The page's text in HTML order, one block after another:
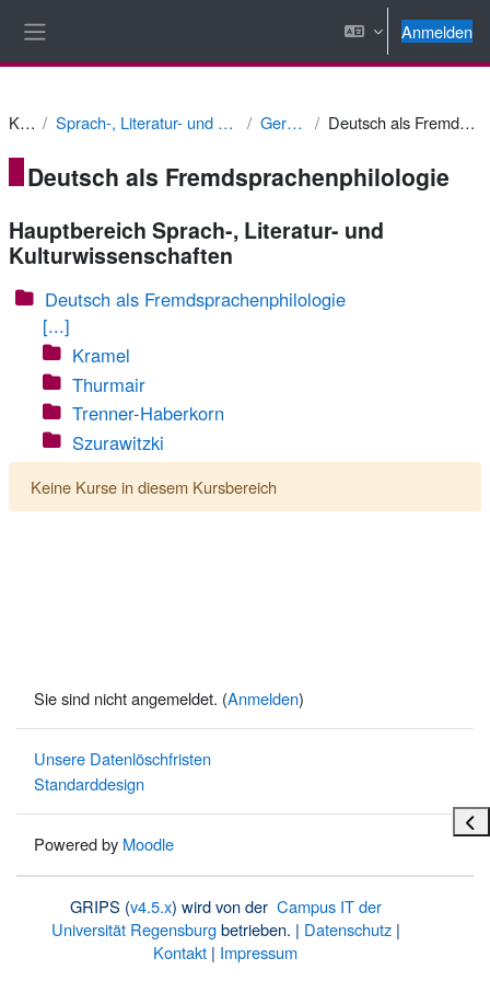
Anmelden
Kurse Sprach-, Literatur- und Kulturwissenschaften Germanistik Deutsch als Fremdsprachenphilologie
Deutsch als Fremdsprachenphilologie
Hauptbereich Sprach-, Literatur- und
Kulturwissenschaften
Deutsch als Fremdsprachenphilologie
[...]
Kramel
Thurmair
Trenner-Haberkorn
Szurawitzki
Keine Kurse in diesem Kursbereich
Sie sind nicht angemeldet. (Anmelden)
Unsere Datenlöschfristen
Standarddesign
Powered by Moodle
GRIPS (v4.5.x) wird von der Campus IT der
Universität Regensburgbetrieben. | Datenschutz|
Kontakt | Impressum